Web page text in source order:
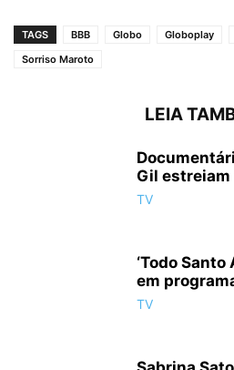
TAGS BBB Globo Globoplay
Sorriso Maroto
LEIA
Gil estreiam
TV
‘Todo
em
TV